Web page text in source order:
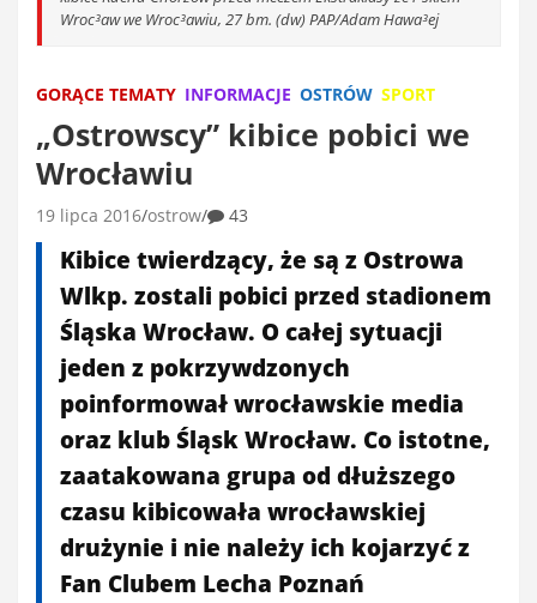
Wroc³aw we Wroc³awiu, 27 bm. (dw) PAP/Adam Hawa³ej
GORĄCE TEMATY INFORMACJE OSTRÓW SPORT
„Ostrowscy” kibice pobici we
Wrocławiu
19 lipca 2016 ostrow 43
Kibice twierdzący, że są z Ostrowa
Wlkp. zostali pobici przed stadionem
Śląska Wrocław. O całej sytuacji
jeden z pokrzywdzonych
poinformował wrocławskie media
oraz klub Śląsk Wrocław. Co istotne,
zaatakowana grupa od dłuższego
czasu kibicowała wrocławskiej
drużynie i nie należy ich kojarzyć z
Fan Clubem Lecha Poznań